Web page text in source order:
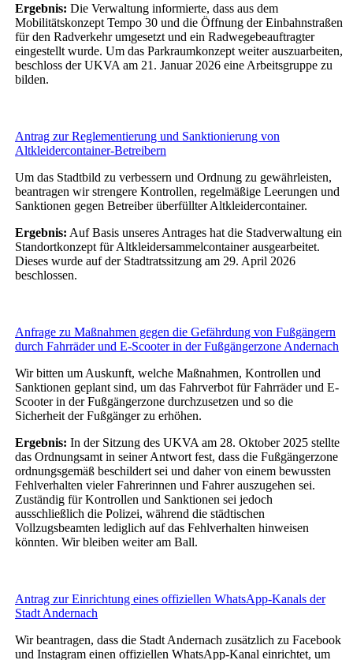
Ergebnis: Die Verwaltung informierte, dass aus dem
Mobilitätskonzept Tempo 30 und die Öffnung der Einbahnstraßen
für den Radverkehr umgesetzt und ein Radwegebeauftragter
eingestellt wurde. Um das Parkraumkonzept weiter auszuarbeiten,
beschloss der UKVA am 21. Januar 2026 eine Arbeitsgruppe zu
bilden.
Antrag zur Reglementierung und Sanktionierung von
Altkleidercontainer-Betreibern
Um das Stadtbild zu verbessern und Ordnung zu gewährleisten,
beantragen wir strengere Kontrollen, regelmäßige Leerungen und
Sanktionen gegen Betreiber überfüllter Altkleidercontainer.
Ergebnis: Auf Basis unseres Antrages hat die Stadverwaltung ein
Standortkonzept für Altkleidersammelcontainer ausgearbeitet.
Dieses wurde auf der Stadtratssitzung am 29. April 2026
beschlossen.
Anfrage zu Maßnahmen gegen die Gefährdung von Fußgängern
durch Fahrräder und E-Scooter in der Fußgängerzone Andernach
Wir bitten um Auskunft, welche Maßnahmen, Kontrollen und
Sanktionen geplant sind, um das Fahrverbot für Fahrräder und E-
Scooter in der Fußgängerzone durchzusetzen und so die
Sicherheit der Fußgänger zu erhöhen.
Ergebnis: In der Sitzung des UKVA am 28. Oktober 2025 stellte
das Ordnungsamt in seiner Antwort fest, dass die Fußgängerzone
ordnungsgemäß beschildert sei und daher von einem bewussten
Fehlverhalten vieler Fahrerinnen und Fahrer auszugehen sei.
Zuständig für Kontrollen und Sanktionen sei jedoch
ausschließlich die Polizei, während die städtischen
Vollzugsbeamten lediglich auf das Fehlverhalten hinweisen
könnten. Wir bleiben weiter am Ball.
Antrag zur Einrichtung eines offiziellen WhatsApp-Kanals der
Stadt Andernach
Wir beantragen, dass die Stadt Andernach zusätzlich zu Facebook
und Instagram einen offiziellen WhatsApp-Kanal einrichtet, um